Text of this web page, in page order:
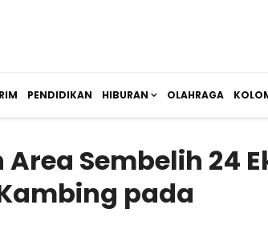
PENDIDIKAN HIBURAN OLAHRAGA
Sembelih 24
pada